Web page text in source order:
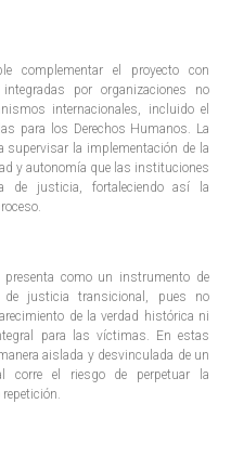
complementar el proyecto con
por organizaciones no
internacionales, incluido el
para los Derechos Humanos. La
supervisar la implementación de la
y autonomía que las instituciones
de justicia, fortaleciendo así la
como un instrumento de
de justicia transicional, pues no
de la verdad histórica ni
para las víctimas. En estas
aislada y desvinculada de un
corre el riesgo de perpetuar la